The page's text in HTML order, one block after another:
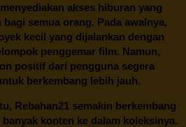
akses hiburan yang
semua orang. Pada awalnya,
kecil yang dijalankan dengan
penggemar film. Namun,
positif dari pengguna segera
berkembang lebih jauh.
Rebahan21 semakin berkembang
konten ke dalam koleksinya.